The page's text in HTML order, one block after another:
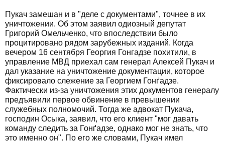
Пукач замешан и в "деле с документами", точнее в их
уничтожении. Об этом заявил одиозный депутат
Григорий Омельченко, что впоследствии было
процитировано рядом зарубежных изданий. Когда
вечером 16 сентября Георгия Гонгадзе похитили, в
управление МВД приехал сам генерал Алексей Пукач и
дал указание на уничтожение документации, которое
фиксировало слежение за Георгием Гонґадзе.
Фактически из-за уничтожения этих документов генералу
предъявили первое обвинение в превышении
служебных полномочий. Тогда же адвокат Пукача,
господин Осыка, заявил, что его клиент "мог давать
команду следить за Гонґадзе, однако мог не знать, что
это именно он". По его же словами, Пукач имел